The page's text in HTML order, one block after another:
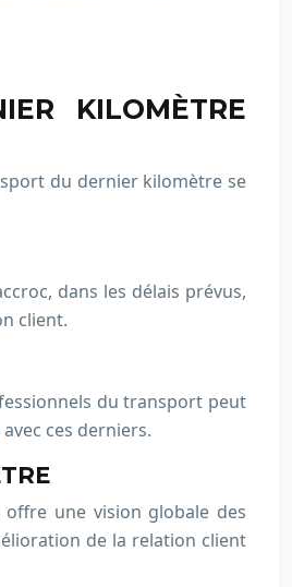
KILOMÈTRE
du dernier kilomètre se
dans les délais prévus,
client.
du transport peut
ces derniers.
une vision globale des
de la relation client